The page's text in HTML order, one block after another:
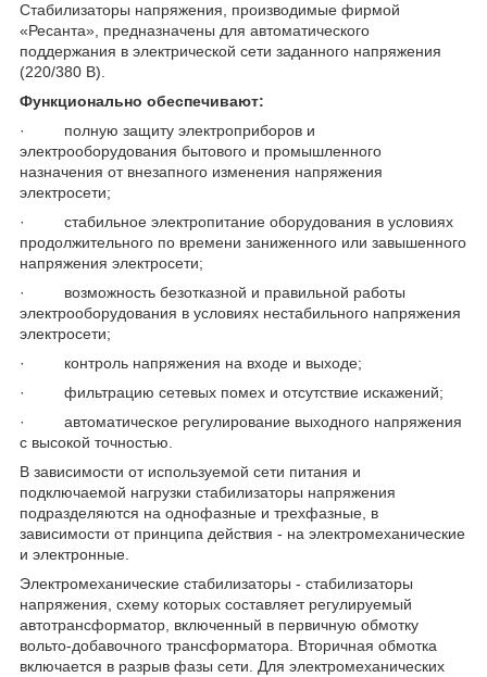
Стабилизаторы напряжения, производимые фирмой
«Ресанта», предназначены для автоматического
поддержания в электрической сети заданного напряжения
(220/380 В).
Функционально обеспечивают:
· полную защиту электроприборов и
электрооборудования бытового и промышленного
назначения от внезапного изменения напряжения
электросети;
· стабильное электропитание оборудования в условиях
продолжительного по времени заниженного или завышенного
напряжения электросети;
· возможность безотказной и правильной работы
электро­оборудования в условиях нестабильного напряжения
электросети;
· контроль напряжения на входе и выходе;
· фильтрацию сетевых помех и отсутствие искажений;
· автоматическое регулирование выходного напряжения
с высокой точностью.
В зависимости от используемой сети питания и
подключаемой нагрузки стабилизаторы напряжения
подразде­ляются на однофазные и трехфазные, в
зависимости от принципа действия - на электромеханические
и электронные.
Электромеханические стабилизаторы - стабилизаторы
напряжения, схему которых составляет регулируемый
автотрансформатор, включенный в первичную обмотку
вольто-добавочного трансформатора. Вторичная обмотка
включается в разрыв фазы сети. Для электромеханических